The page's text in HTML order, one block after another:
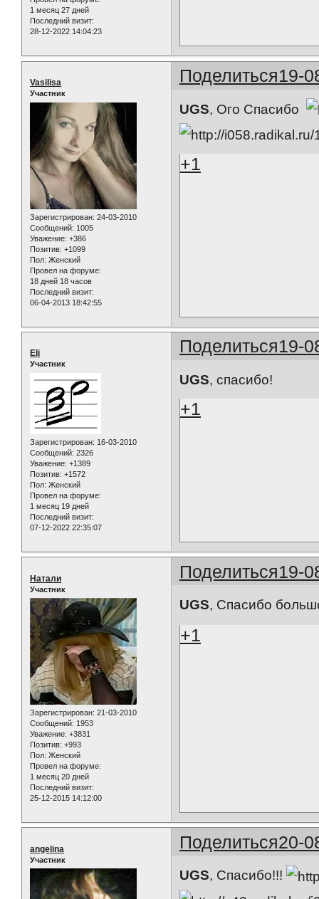
1 месяц 27 дней
Последний визит:
28-12-2022 14:04:23
Поделиться19-
Vasilisa
Участник
Зарегистрирован: 24-03-2010
Сообщений: 1005
Уважение: +386
Позитив: +1099
Пол: Женский
Провел на форуме:
18 дней 18 часов
Последний визит:
06-04-2013 18:42:55
UGS, Ого Спасибо
+1
Поделиться19-
Eli
Участник
Зарегистрирован: 16-03-2010
Сообщений: 2326
Уважение: +1389
Позитив: +1572
Пол: Женский
Провел на форуме:
1 месяц 19 дней
Последний визит:
07-12-2022 22:35:07
UGS, спасибо!
+1
Поделиться19-
Натали
Участник
Зарегистрирован: 21-03-2010
Сообщений: 1953
Уважение: +3831
Позитив: +993
Пол: Женский
Провел на форуме:
1 месяц 20 дней
Последний визит:
25-12-2015 14:12:00
UGS, Спасибо
+1
Поделиться20-
angelina
Участник
UGS, Спасибо!!!